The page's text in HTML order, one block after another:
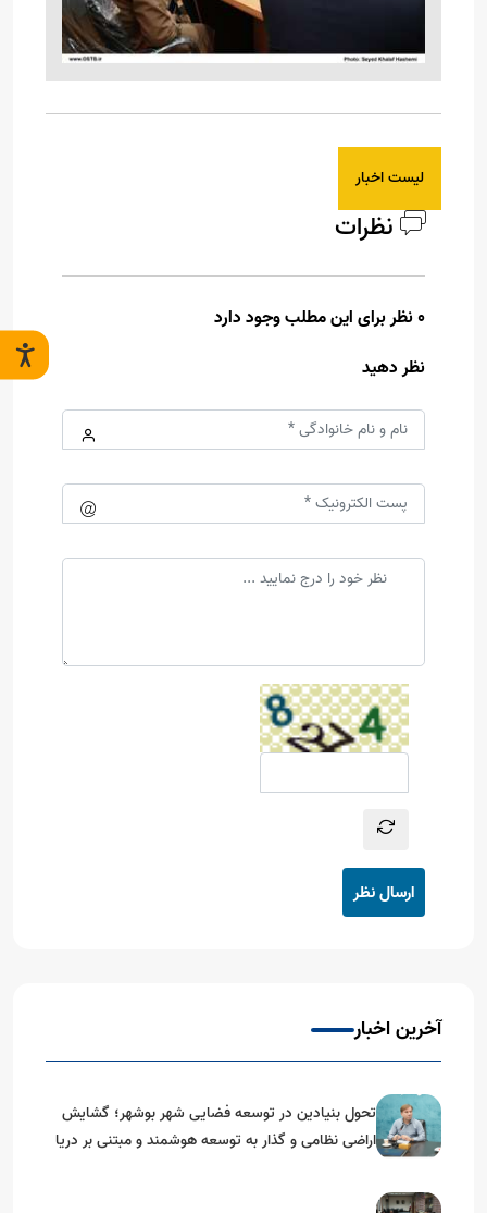
لیست اخبار
نظرات
0 نظر برای این مطلب وجود دارد
نظر دهید
ارسال نظر
آخرین اخبار
تحول بنیادین در توسعه فضایی شهر بوشهر؛ گشایش
اراضی نظامی و گذار به توسعه هوشمند و مبتنی بر دریا